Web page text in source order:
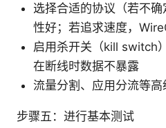
选择合适的协议（若不
性好；若追求速度，
启用杀开关（kill switch
在断线时数据不暴露
流量分割、应用分流等
步骤五：进行基本测试